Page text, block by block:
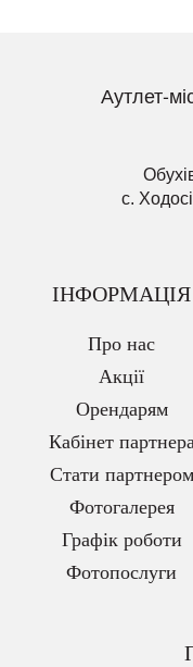
Аутлет-
с.
ІНФОРМАЦІЯ
Про нас
Акції
Орендарям
Кабінет
Стати партнером
Фотогалерея
Графік роботи
Фотопослуги